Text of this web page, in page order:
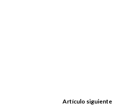
Artículo siguiente